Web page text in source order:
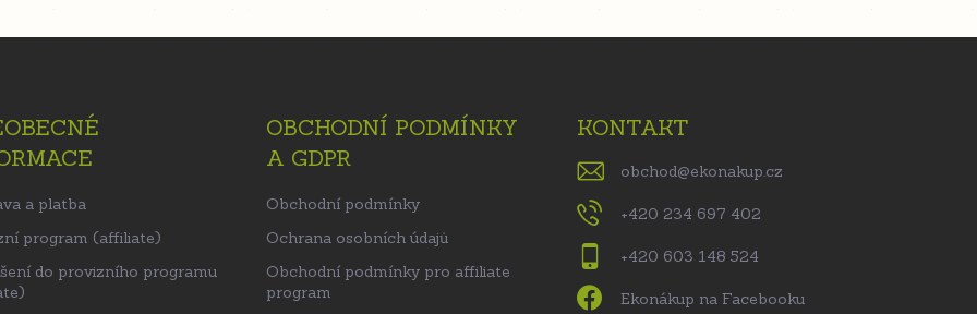
a platba
program (affiliate)
do provizního programu
OBCHODNÍ PODMÍNKY
A GDPR
Obchodní podmínky
Ochrana osobních údajů
Obchodní podmínky pro affiliate
program
KONTAKT
obchod@ekonakup.cz
+420 234 697 402
+420 603 148 524
Ekonákup na Facebooku